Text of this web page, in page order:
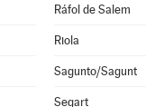
Ráfol de Salem
Riola
Sagunto/Sagunt
Segart